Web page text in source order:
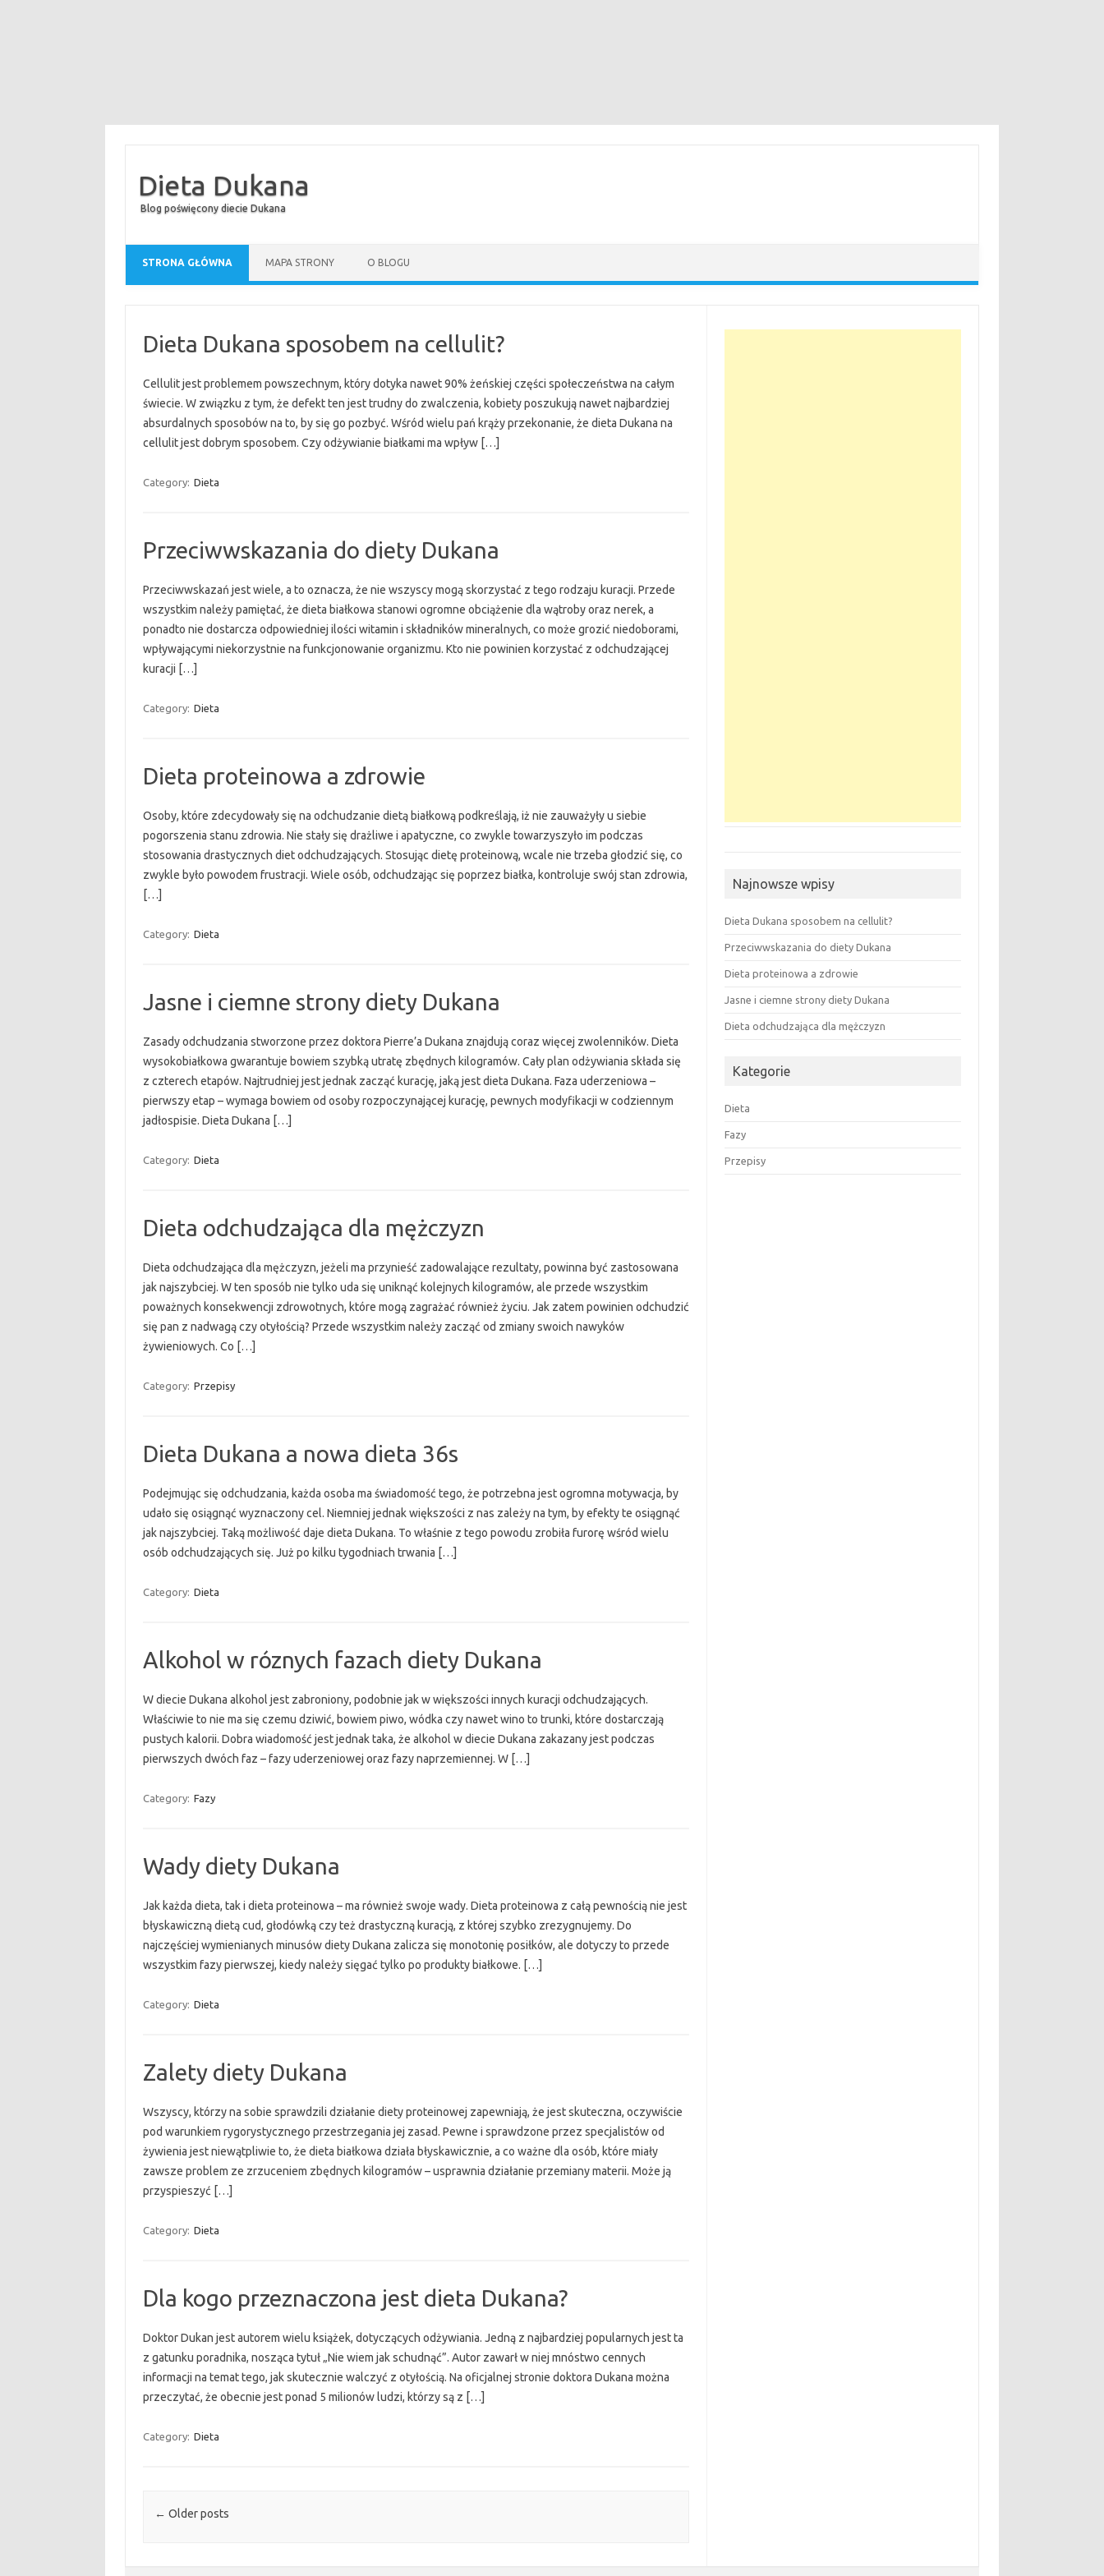
Dieta Dukana
Blog poświęcony diecie Dukana
STRONA GŁÓWNA MAPA STRONY O BLOGU
Dieta Dukana sposobem na cellulit?
Cellulit jest problemem powszechnym, który dotyka nawet 90% żeńskiej części społeczeństwa na całym
świecie. W związku z tym, że defekt ten jest trudny do zwalczenia, kobiety poszukują nawet najbardziej
absurdalnych sposobów na to, by się go pozbyć. Wśród wielu pań krąży przekonanie, że dieta Dukana na
cellulit jest dobrym sposobem. Czy odżywianie białkami ma wpływ […]
Category: Dieta
Przeciwwskazania do diety Dukana
Przeciwwskazań jest wiele, a to oznacza, że nie wszyscy mogą skorzystać z tego rodzaju kuracji. Przede
wszystkim należy pamiętać, że dieta białkowa stanowi ogromne obciążenie dla wątroby oraz nerek, a
ponadto nie dostarcza odpowiedniej ilości witamin i składników mineralnych, co może grozić niedoborami,
wpływającymi niekorzystnie na funkcjonowanie organizmu. Kto nie powinien korzystać z odchudzającej
kuracji […]
Category: Dieta
Dieta proteinowa a zdrowie
Osoby, które zdecydowały się na odchudzanie dietą białkową podkreślają, iż nie zauważyły u siebie
pogorszenia stanu zdrowia. Nie stały się drażliwe i apatyczne, co zwykle towarzyszyło im podczas
stosowania drastycznych diet odchudzających. Stosując dietę proteinową, wcale nie trzeba głodzić się, co
zwykle było powodem frustracji. Wiele osób, odchudzając się poprzez białka, kontroluje swój stan zdrowia,
[…]
Category: Dieta
Jasne i ciemne strony diety Dukana
Zasady odchudzania stworzone przez doktora Pierre’a Dukana znajdują coraz więcej zwolenników. Dieta
wysokobiałkowa gwarantuje bowiem szybką utratę zbędnych kilogramów. Cały plan odżywiania składa się
z czterech etapów. Najtrudniej jest jednak zacząć kurację, jaką jest dieta Dukana. Faza uderzeniowa –
pierwszy etap – wymaga bowiem od osoby rozpoczynającej kurację, pewnych modyfikacji w codziennym
jadłospisie. Dieta Dukana […]
Category: Dieta
Dieta odchudzająca dla mężczyzn
Dieta odchudzająca dla mężczyzn, jeżeli ma przynieść zadowalające rezultaty, powinna być zastosowana
jak najszybciej. W ten sposób nie tylko uda się uniknąć kolejnych kilogramów, ale przede wszystkim
poważnych konsekwencji zdrowotnych, które mogą zagrażać również życiu. Jak zatem powinien odchudzić
się pan z nadwagą czy otyłością? Przede wszystkim należy zacząć od zmiany swoich nawyków
żywieniowych. Co […]
Category: Przepisy
Dieta Dukana a nowa dieta 36s
Podejmując się odchudzania, każda osoba ma świadomość tego, że potrzebna jest ogromna motywacja, by
udało się osiągnąć wyznaczony cel. Niemniej jednak większości z nas zależy na tym, by efekty te osiągnąć
jak najszybciej. Taką możliwość daje dieta Dukana. To właśnie z tego powodu zrobiła furorę wśród wielu
osób odchudzających się. Już po kilku tygodniach trwania […]
Category: Dieta
Alkohol w róznych fazach diety Dukana
W diecie Dukana alkohol jest zabroniony, podobnie jak w większości innych kuracji odchudzających.
Właściwie to nie ma się czemu dziwić, bowiem piwo, wódka czy nawet wino to trunki, które dostarczają
pustych kalorii. Dobra wiadomość jest jednak taka, że alkohol w diecie Dukana zakazany jest podczas
pierwszych dwóch faz – fazy uderzeniowej oraz fazy naprzemiennej. W […]
Category: Fazy
Wady diety Dukana
Jak każda dieta, tak i dieta proteinowa – ma również swoje wady. Dieta proteinowa z całą pewnością nie jest
błyskawiczną dietą cud, głodówką czy też drastyczną kuracją, z której szybko zrezygnujemy. Do
najczęściej wymienianych minusów diety Dukana zalicza się monotonię posiłków, ale dotyczy to przede
wszystkim fazy pierwszej, kiedy należy sięgać tylko po produkty białkowe. […]
Category: Dieta
Zalety diety Dukana
Wszyscy, którzy na sobie sprawdzili działanie diety proteinowej zapewniają, że jest skuteczna, oczywiście
pod warunkiem rygorystycznego przestrzegania jej zasad. Pewne i sprawdzone przez specjalistów od
żywienia jest niewątpliwie to, że dieta białkowa działa błyskawicznie, a co ważne dla osób, które miały
zawsze problem ze zrzuceniem zbędnych kilogramów – usprawnia działanie przemiany materii. Może ją
przyspieszyć […]
Category: Dieta
Dla kogo przeznaczona jest dieta Dukana?
Doktor Dukan jest autorem wielu książek, dotyczących odżywiania. Jedną z najbardziej popularnych jest ta
z gatunku poradnika, nosząca tytuł „Nie wiem jak schudnąć”. Autor zawarł w niej mnóstwo cennych
informacji na temat tego, jak skutecznie walczyć z otyłością. Na oficjalnej stronie doktora Dukana można
przeczytać, że obecnie jest ponad 5 milionów ludzi, którzy są z […]
Category: Dieta
Post navigation
← Older posts
Najnowsze wpisy
Dieta Dukana sposobem na cellulit?
Przeciwwskazania do diety Dukana
Dieta proteinowa a zdrowie
Jasne i ciemne strony diety Dukana
Dieta odchudzająca dla mężczyzn
Kategorie
Dieta
Fazy
Przepisy